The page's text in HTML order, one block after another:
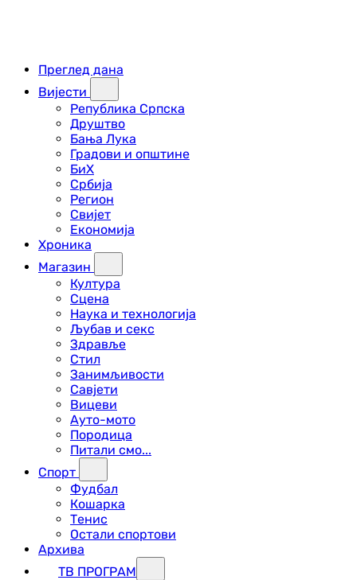
Преглед дана
Вијести
Република Српска
Друштво
Бања Лука
Градови и општине
БиХ
Србија
Регион
Свијет
Економија
Хроника
Магазин
Култура
Сцена
Наука и технологија
Љубав и секс
Здравље
Стил
Занимљивости
Савјети
Вицеви
Ауто-мото
Породица
Питали смо...
Спорт
Фудбал
Кошарка
Тенис
Остали спортови
Архива
ТВ ПРОГРАМ